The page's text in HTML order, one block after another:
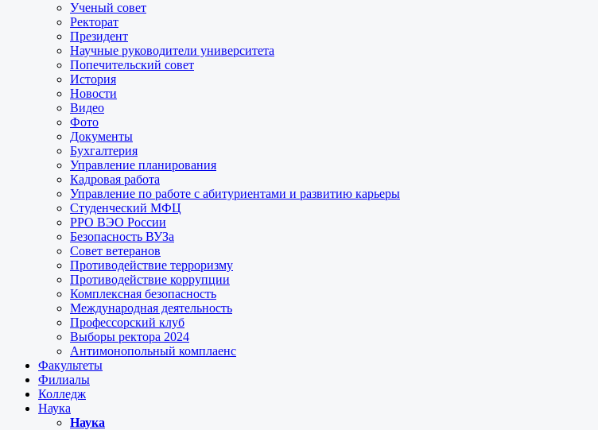
Ученый совет
Ректорат
Президент
Научные руководители университета
Попечительский совет
История
Новости
Видео
Фото
Документы
Бухгалтерия
Управление планирования
Кадровая работа
Управление по работе с абитуриентами и развитию карьеры
Студенческий МФЦ
РРО ВЭО России
Безопасность ВУЗа
Совет ветеранов
Противодействие терроризму
Противодействие коррупции
Комплексная безопасность
Международная деятельность
Профессорский клуб
Выборы ректора 2024
Антимонопольный комплаенс
Факультеты
Филиалы
Колледж
Наука
Наука